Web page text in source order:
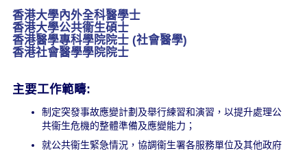
香港大學內外全科醫學士
香港大學公共衞生碩士
香港醫學專科學院院士 (社會醫學)
香港社會醫學學院院士
主要工作範疇:
制定突發事故應變計劃及舉行練習和演習，以提升處理公
共衞生危機的整體準備及應變能力；
就公共衞生緊急情況，協調衞生署各服務單位及其他政府